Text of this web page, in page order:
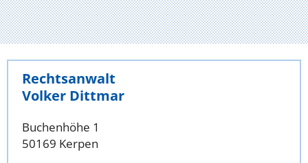
Rechtsanwalt
Volker Dittmar
Buchenhöhe 1
50169 Kerpen